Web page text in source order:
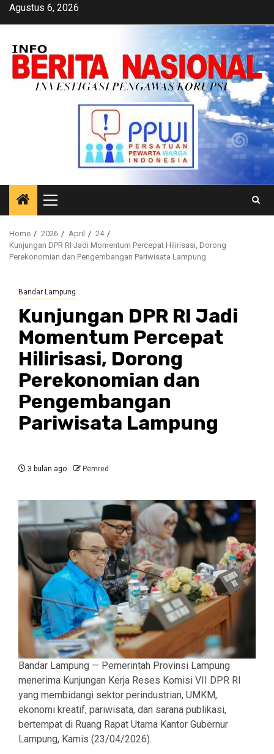
SkipAgustus 6, 2026
Primary
Menu
Home 2026 April
24
Kunjungan DPR RI Jadi Momentum Percepat Hilirisasi, Dorong
Perekonomian dan Pengembangan Pariwisata Lampung
Bandar Lampung
Kunjungan DPR RI Jadi
Momentum Percepat
Hilirisasi, Dorong
Perekonomian dan
Pengembangan
Pariwisata Lampung
3 bulan ago Pemred
Bandar Lampung — Pemerintah Provinsi Lampung
menerima Kunjungan Kerja Reses Komisi VII DPR RI
yang membidangi sektor perindustrian, UMKM,
ekonomi kreatif, pariwisata, dan sarana publikasi,
bertempat di Ruang Rapat Utama Kantor Gubernur
Lampung, Kamis (23/04/2026).